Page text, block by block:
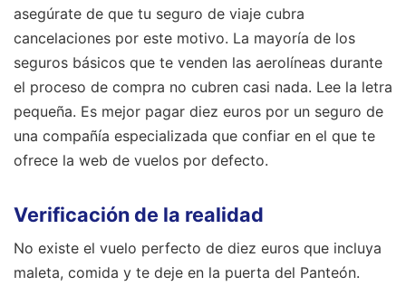
asegúrate de que tu seguro de viaje cubra
cancelaciones por este motivo. La mayoría de los
seguros básicos que te venden las aerolíneas durante
el proceso de compra no cubren casi nada. Lee la letra
pequeña. Es mejor pagar diez euros por un seguro de
una compañía especializada que confiar en el que te
ofrece la web de vuelos por defecto.
Verificación de la realidad
No existe el vuelo perfecto de diez euros que incluya
maleta, comida y te deje en la puerta del Panteón.